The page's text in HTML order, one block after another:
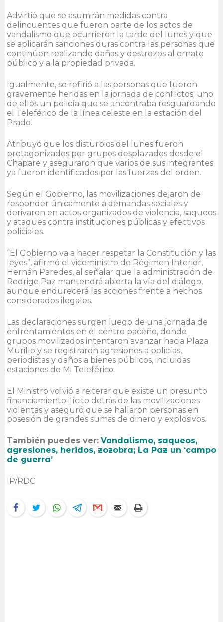
Advirtió que se asumirán medidas contra
delincuentes que fueron parte de los actos de
vandalismo que ocurrieron la tarde del lunes y que
se aplicarán sanciones duras contra las personas que
continúen realizando daños y destrozos al ornato
público y a la propiedad privada.
Igualmente, se refirió a las personas que fueron
gravemente heridas en la jornada de conflictos; uno
de ellos un policía que se encontraba resguardando
el Teleférico de la línea celeste en la estación del
Prado.
Atribuyó que los disturbios del lunes fueron
protagonizados por grupos desplazados desde el
Chapare y aseguraron que varios de sus integrantes
ya fueron identificados por las fuerzas del orden.
Según el Gobierno, las movilizaciones dejaron de
responder únicamente a demandas sociales y
derivaron en actos organizados de violencia, saqueos
y ataques contra instituciones públicas y efectivos
policiales.
“El Gobierno va a hacer respetar la Constitución y las
leyes”, afirmó el viceministro de Régimen Interior,
Hernán Paredes, al señalar que la administración de
Rodrigo Paz mantendrá abierta la vía del diálogo,
aunque endurecerá las acciones frente a hechos
considerados ilegales.
Las declaraciones surgen luego de una jornada de
enfrentamientos en el centro paceño, donde
grupos movilizados intentaron avanzar hacia Plaza
Murillo y se registraron agresiones a policías,
periodistas y daños a bienes públicos, incluidas
estaciones de Mi Teleférico.
El Ministro volvió a reiterar que existe un presunto
financiamiento ilícito detrás de las movilizaciones
violentas y aseguró que se hallaron personas en
posesión de grandes sumas de dinero y explosivos.
También puedes ver: Vandalismo, saqueos,
agresiones, heridos, zozobra; La Paz un ‘campo
de guerra’
IP/RDC